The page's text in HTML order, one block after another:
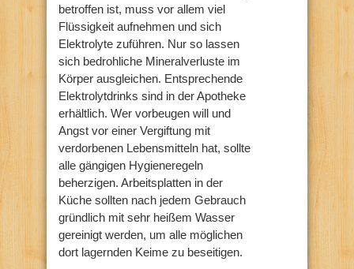
betroffen ist, muss vor allem viel
Flüssigkeit aufnehmen und sich
Elektrolyte zuführen. Nur so lassen
sich bedrohliche Mineralverluste im
Körper ausgleichen. Entsprechende
Elektrolytdrinks sind in der Apotheke
erhältlich. Wer vorbeugen will und
Angst vor einer Vergiftung mit
verdorbenen Lebensmitteln hat, sollte
alle gängigen Hygieneregeln
beherzigen. Arbeitsplatten in der
Küche sollten nach jedem Gebrauch
gründlich mit sehr heißem Wasser
gereinigt werden, um alle möglichen
dort lagernden Keime zu beseitigen.